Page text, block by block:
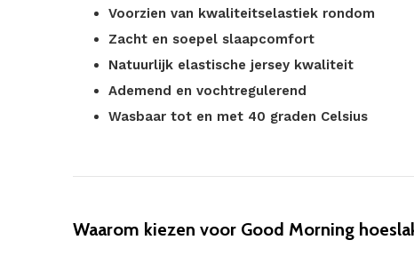
Voorzien van kwaliteitselastiek rondom
Zacht en soepel slaapcomfort
Natuurlijk elastische jersey kwaliteit
Ademend en vochtregulerend
Wasbaar tot en met 40 graden Celsius
Waarom kiezen voor Good Morning